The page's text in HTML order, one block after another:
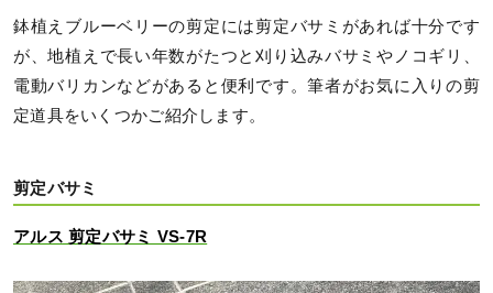
鉢植えブルーベリーの剪定には剪定バサミがあれば十分です
が、地植えで長い年数がたつと刈り込みバサミやノコギリ、
電動バリカンなどがあると便利です。筆者がお気に入りの剪
定道具をいくつかご紹介します。
剪定バサミ
アルス 剪定バサミ VS-7R